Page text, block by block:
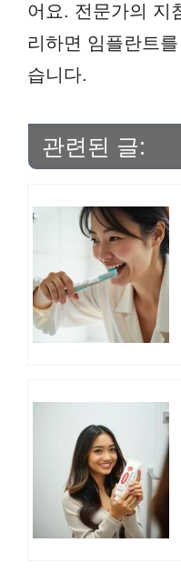
어요. 전문가의 지
리하면 임플란트
습니다.
관련된 글: